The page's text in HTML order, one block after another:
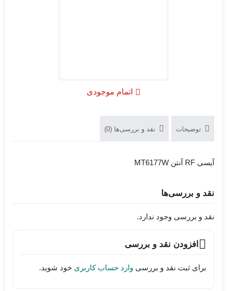
اتمام موجودی
توضیحات نقد و بررسی‌ها (0)
آیسی RF آنتن MT6177W
نقد و بررسی‌ها
نقد و بررسی وجود ندارد.
افزودن نقد و بررسی
برای ثبت نقد و بررسی وارد حساب کاربری خود شوید.